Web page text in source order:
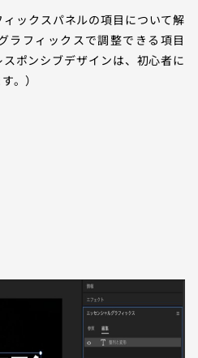
ックスパネルの項目について解
ラフィックスで調整できる項目
ポンシブデザインは、初心者に
。）